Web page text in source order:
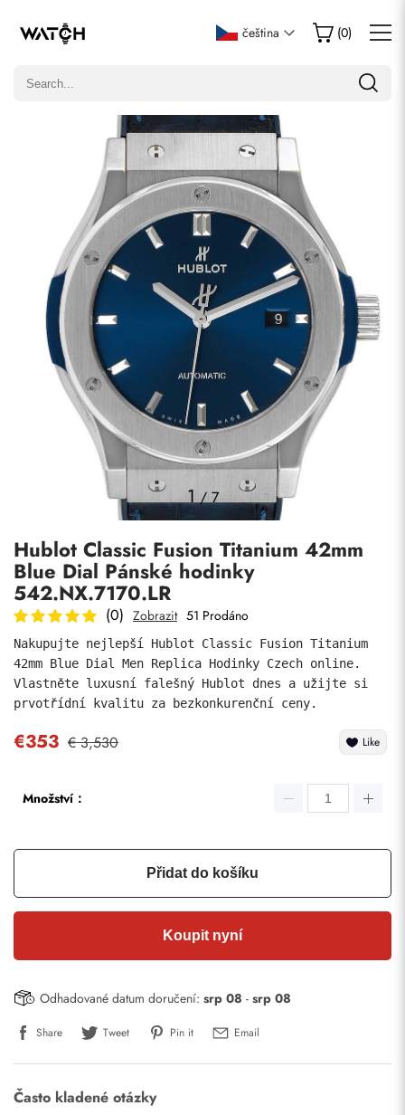
čeština (0)
1/7
Hublot Classic Fusion Titanium 42mm
Blue Dial Pánské hodinky
542.NX.7170.LR
(0) Zobrazit 51 Prodáno
Nakupujte nejlepší Hublot Classic Fusion Titanium
42mm Blue Dial Men Replica Hodinky Czech online.
Vlastněte luxusní falešný Hublot dnes a užijte si
prvotřídní kvalitu za bezkonkurenční ceny.
€353 € 3,530 Like
Množství：
Přidat do košíku
Koupit nyní
Odhadované datum doručení: srp 08 - srp 08
Share Tweet Pin it Email
Často kladené otázky
Napsat recenzi
Pouze zákazníci, kteří zakoupili tuto položku, mohou napsat
Komentáře
Odeslat